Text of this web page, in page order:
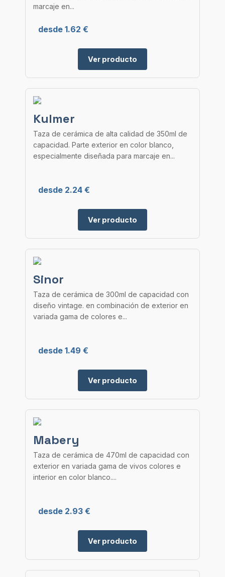
marcaje en...
desde 1.62 €
Ver producto
Kulmer
Taza de cerámica de alta calidad de 350ml de
capacidad. Parte exterior en color blanco,
especialmente diseñada para marcaje en...
desde 2.24 €
Ver producto
Sinor
Taza de cerámica de 300ml de capacidad con
diseño vintage. en combinación de exterior en
variada gama de colores e...
desde 1.49 €
Ver producto
Mabery
Taza de cerámica de 470ml de capacidad con
exterior en variada gama de vivos colores e
interior en color blanco....
desde 2.93 €
Ver producto